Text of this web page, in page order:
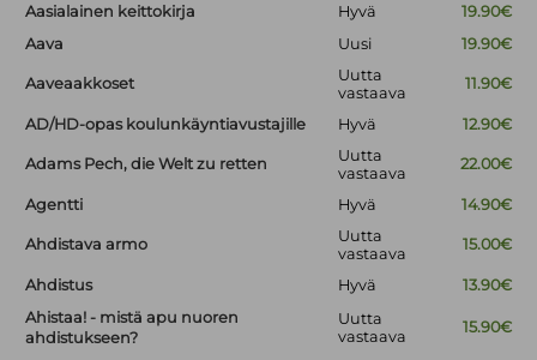
Aasialainen keittokirja Hyvä
19.90€
Aava
Uusi 19.90€
Aaveaakkoset
Uutta
vastaava
11.90€
AD/HD-opas koulunkäyntiavustajille Hyvä 12.90€
Adams Pech, die Welt zu retten
Uutta
vastaava
22.00€
Agentti Hyvä 14.90€
Ahdistava armo
Uutta
vastaava
15.00€
Ahdistus Hyvä
13.90€
Ahistaa! - mistä apu nuoren
ahdistukseen?
Uutta
vastaava
15.90€